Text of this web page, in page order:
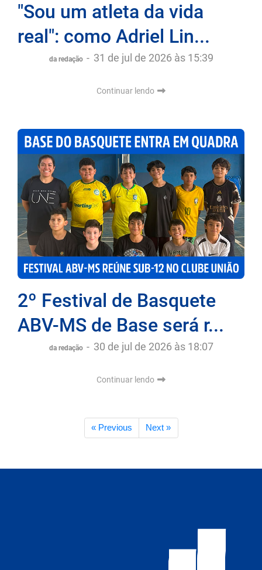
"Sou um atleta da vida
real": como Adriel Lin...
da redação - 31 de jul de 2026 às 15:39
Continuar lendo
2º Festival de Basquete
ABV-MS de Base será r...
da redação - 30 de jul de 2026 às 18:07
Continuar lendo
« Previous Next »